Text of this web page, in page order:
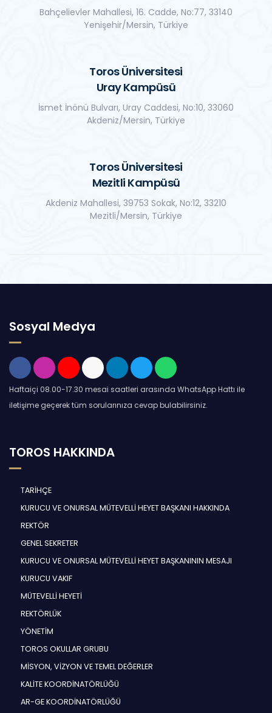
Bahçelievler Mahallesi, 16. Cadde, No:77, 33140
Yenişehir/Mersin, Türkiye
Toros Üniversitesi
Uray Kampüsü
İsmet İnönü Bulvarı, Uray Caddesi, No:10, 33060
Akdeniz/Mersin, Türkiye
Toros Üniversitesi
Mezitli Kampüsü
Akdeniz Mahallesi, 39753 Sokak, No:12, 33210
Mezitli/Mersin, Türkiye
Sosyal Medya
Haftaiçi 08.00-17.30 mesai saatleri arasında WhatsApp Hattı ile
iletişime geçerek tüm sorularınıza cevap bulabilirsiniz.
TOROS HAKKINDA
TARİHÇE
KURUCU VE ONURSAL MÜTEVELLİ HEYET BAŞKANI HAKKINDA
REKTÖR
GENEL SEKRETER
KURUCU VE ONURSAL MÜTEVELLİ HEYET BAŞKANININ MESAJI
KURUCU VAKIF
MÜTEVELLİ HEYETİ
REKTÖRLÜK
YÖNETİM
TOROS OKULLAR GRUBU
MİSYON, VİZYON VE TEMEL DEĞERLER
KALİTE KOORDİNATÖRLÜĞÜ
AR-GE KOORDİNATÖRLÜĞÜ